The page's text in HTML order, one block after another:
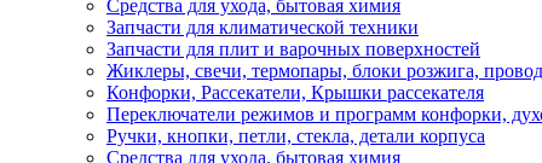
Средства для ухода, бытовая химия
Запчасти для климатической техники
Запчасти для плит и варочных поверхностей
Жиклеры, свечи, термопары, блоки розжига,
Конфорки, Рассекатели, Крышки рассекателя
Переключатели режимов и программ конфорки,
Ручки, кнопки, петли, стекла, детали корпуса
Средства для ухода, бытовая химия